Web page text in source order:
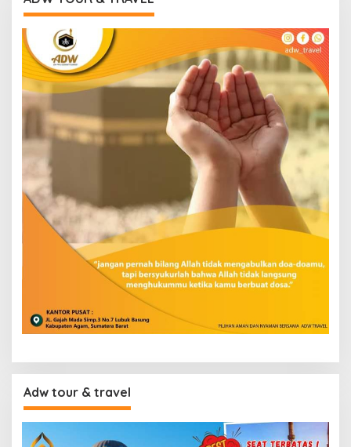
Adw tour & travel